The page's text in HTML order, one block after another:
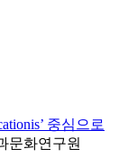
중심으로
문화연구원